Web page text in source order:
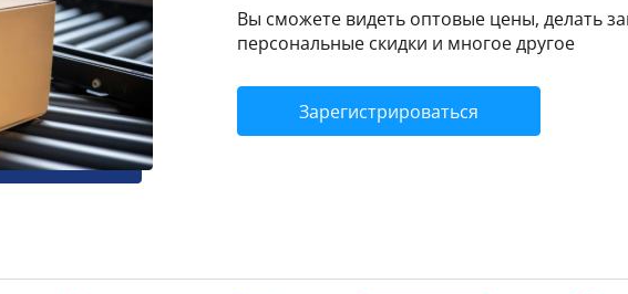
Вы сможете видеть оптовые цены, делать
персональные скидки и многое другое
Зарегистрироваться